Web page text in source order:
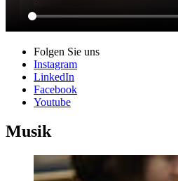
Folgen Sie uns
Instagram
LinkedIn
Facebook
Youtube
Musik